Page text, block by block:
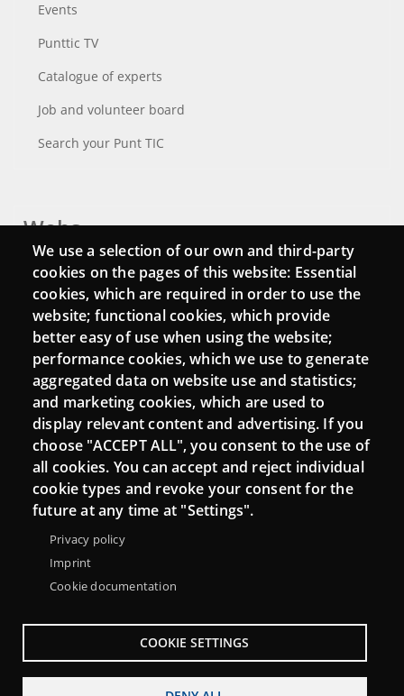
Events
Punttic TV
Catalogue of experts
Job and volunteer board
Search your Punt TIC
Webs
Login
Mattermost Punt TIC
Moodle CampusLab
Connect
Contact
Newsletters
We use a selection of our own and third-party
cookies on the pages of this website: Essential
cookies, which are required in order to use the
website; functional cookies, which provide
better easy of use when using the website;
performance cookies, which we use to generate
aggregated data on website use and statistics;
and marketing cookies, which are used to
display relevant content and advertising. If you
choose "ACCEPT ALL", you consent to the use of
all cookies. You can accept and reject individual
cookie types and revoke your consent for the
future at any time at "Settings".
Privacy policy
Imprint
Cookie documentation
COOKIE SETTINGS